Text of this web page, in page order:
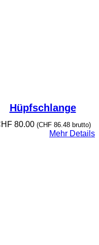
Hüpfschlange
80.00 (CHF86.48brutto)
Mehr Details